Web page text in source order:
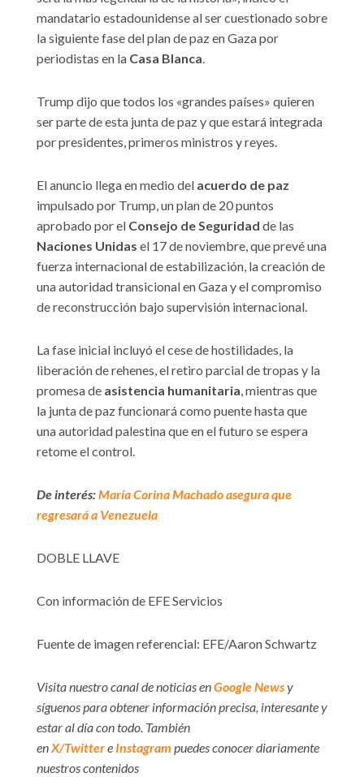
mandatario estadounidense al ser cuestionado sobre
la siguiente fase del plan de paz en Gaza por
periodistas en la Casa Blanca.
Trump dijo que todos los «grandes países» quieren
ser parte de esta junta de paz y que estará integrada
por presidentes, primeros ministros y reyes.
El anuncio llega en medio del acuerdo de paz
impulsado por Trump, un plan de 20 puntos
aprobado por el Consejo de Seguridad de las
Naciones Unidas el 17 de noviembre, que prevé una
fuerza internacional de estabilización, la creación de
una autoridad transicional en Gaza y el compromiso
de reconstrucción bajo supervisión internacional.
La fase inicial incluyó el cese de hostilidades, la
liberación de rehenes, el retiro parcial de tropas y la
promesa de asistencia humanitaria, mientras que
la junta de paz funcionará como puente hasta que
una autoridad palestina que en el futuro se espera
retome el control.
De interés:María Corina Machado asegura que
regresará a Venezuela
DOBLE LLAVE
Con información de EFE Servicios
Fuente de imagen referencial: EFE/Aaron Schwartz
Visita nuestro canal de noticias enGoogle Newsy
síguenos para obtener información precisa, interesante y
estar al día con todo. También
enX/Twittere Instagram puedes conocer diariamente
nuestros contenidos